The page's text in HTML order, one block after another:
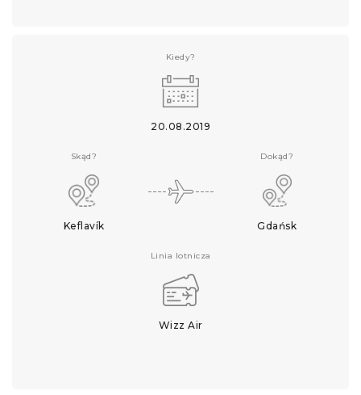
Kiedy?
20.08.2019
Skąd?
Keflavík
Dokąd?
Gdańsk
Linia lotnicza
Wizz Air